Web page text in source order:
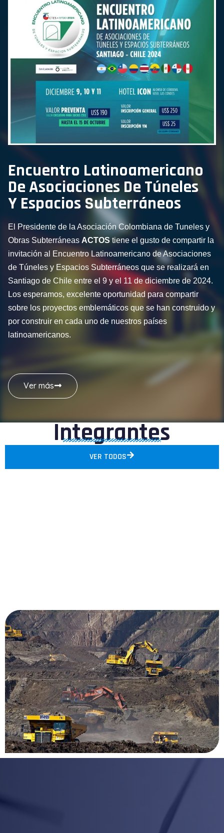
Encuentro Latinoamericano
De Asociaciones De Túneles
Y Espacios Subterráneos
El Presidente de la Asociación Colombiana de Tuneles y
Obras Subterráneas ACTOS tiene el gusto de compartir la
invitación al Encuentro Latinoamericano de Asociaciones
de Túneles y Espacios Subterráneos que se realizará en
Santiago de Chile entre el 9 y el 11 de diciembre de 2024.
Los esperamos, excelente oportunidad para compartir
sobre los proyectos emblemáticos que se han construido y
por construir en cada uno de nuestros países
latinoamericanos.
Ver más
Integrantes
VER TODOS